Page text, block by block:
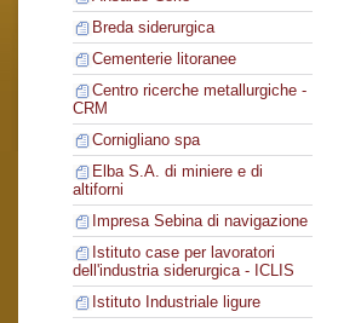
Breda siderurgica
Cementerie litoranee
Centro ricerche metallurgiche -
CRM
Cornigliano spa
Elba S.A. di miniere e di
altiforni
Impresa Sebina di navigazione
Istituto case per lavoratori
dell'industria siderurgica - ICLIS
Istituto Industriale ligure